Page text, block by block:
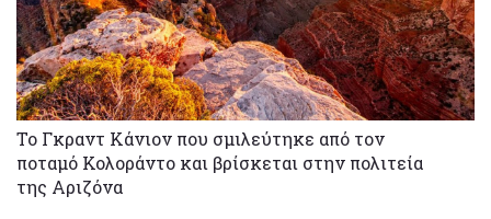
Το Γκραντ Κάνιον που σμιλεύτηκε από τον
ποταμό Κολοράντο και βρίσκεται στην πολιτεία
της Αριζόνα